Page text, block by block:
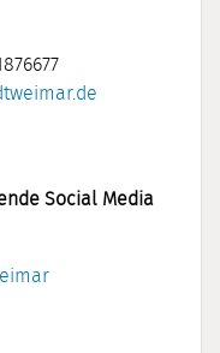
Social Media